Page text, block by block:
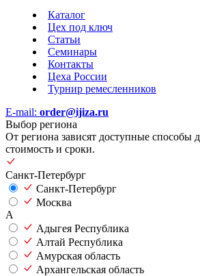
Каталог
Цех под ключ
Статьи
Семинары
Контакты
Цеха России
Турнир ремесленников
E-mail: order@ijiza.ru
Выбор региона
От региона зависят доступные способы
стоимость и сроки.
Санкт-Петербург
Санкт-Петербург
Москва
А
Адыгея Республика
Алтай Республика
Амурская область
Архангельская область